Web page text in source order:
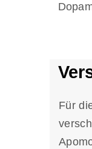
Für